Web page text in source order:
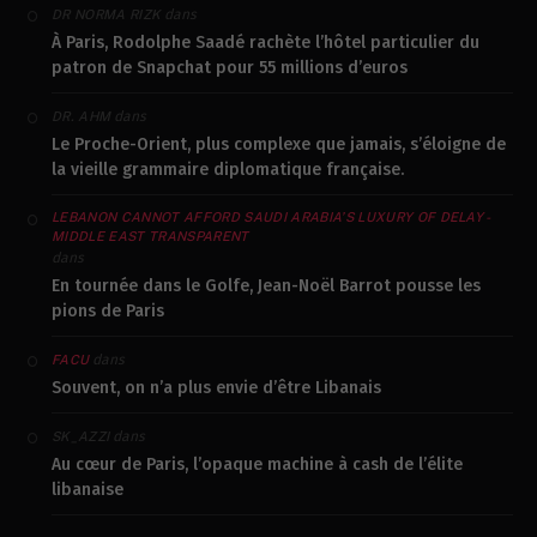
DR NORMA RIZK dans
À Paris, Rodolphe Saadé rachète l’hôtel particulier du
patron de Snapchat pour 55 millions d’euros
DR. AHM dans
Le Proche-Orient, plus complexe que jamais, s’éloigne de
la vieille grammaire diplomatique française.
LEBANON CANNOT AFFORD SAUDI ARABIA’S LUXURY OF DELAY -
MIDDLE EAST TRANSPARENT
dans
En tournée dans le Golfe, Jean-Noël Barrot pousse les
pions de Paris
FACUdans
Souvent, on n’a plus envie d’être Libanais
SK_AZZIdans
Au cœur de Paris, l’opaque machine à cash de l’élite
libanaise